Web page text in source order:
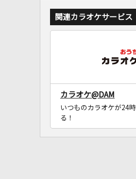
関連カラオケサービス
カラオケ@DAM
いつものカラオケが24
る！